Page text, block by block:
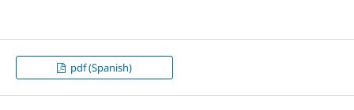
pdf (Spanish)